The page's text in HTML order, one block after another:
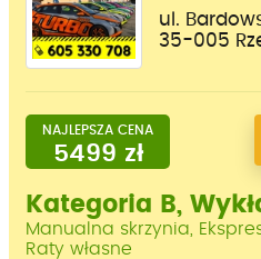
ul.
35-005
NAJLEPSZA CENA
5499 zł
Kategoria B,
Manualna skrzynia,
Raty własne